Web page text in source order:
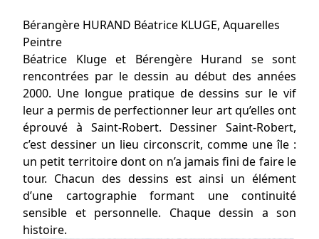
Bérangère HURAND Béatrice KLUGE, Aquarelles
Peintre
Béatrice Kluge et Bérengère Hurand se sont
rencontrées par le dessin au début des années
2000. Une longue pratique de dessins sur le vif
leur a permis de perfectionner leur art qu’elles ont
éprouvé à Saint-Robert. Dessiner Saint-Robert,
c’est dessiner un lieu circonscrit, comme une île :
un petit territoire dont on n’a jamais fini de faire le
tour. Chacun des dessins est ainsi un élément
d’une cartographie formant une continuité
sensible et personnelle. Chaque dessin a son
histoire.